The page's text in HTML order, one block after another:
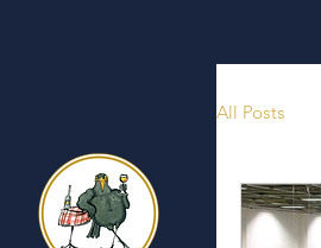
All Posts